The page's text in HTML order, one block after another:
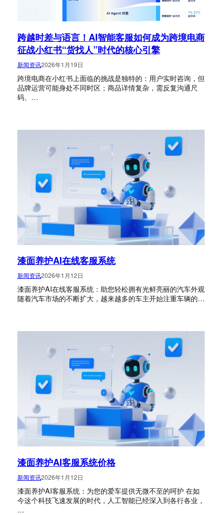
跨越时差与语言！AI智能客服如何成为跨境电商
征战小红书“货找人”时代的核心引擎
新闻资讯2026年1月19日
跨境电商在小红书上面临的挑战是独特的：用户实时咨询，但
品牌运营可能身处不同时区；商品详情复杂，需反复沟通尺
码、…
漆面养护AI在线客服系统
新闻资讯2026年1月12日
漆面养护AI在线客服系统：助您轻松拥有光鲜亮丽的汽车外观
随着汽车市场的不断扩大，越来越多的车主开始注重车辆的…
漆面养护AI客服系统价格
新闻资讯2026年1月12日
漆面养护AI客服系统：为您的爱车提供无微不至的呵护 在如
今这个科技飞速发展的时代，人工智能已经深入到各行各业，
…